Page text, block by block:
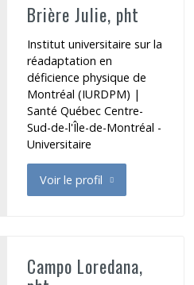
Brière Julie, pht
Institut universitaire sur la
réadaptation en
déficience physique de
Montréal (IURDPM) |
Santé Québec Centre-
Sud-de-l'Île-de-Montréal -
Universitaire
Voir le profil
de Brière Julie
Campo Loredana,